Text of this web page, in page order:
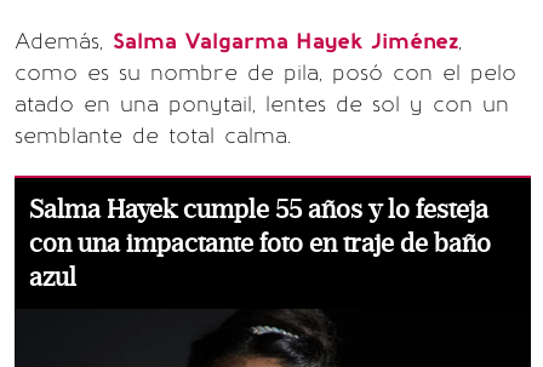
Además, Salma Valgarma Hayek Jiménez,
como es su nombre de pila, posó con el pelo
atado en una ponytail, lentes de sol y con un
semblante de total calma.
Salma Hayek cumple 55 años y lo festeja
con una impactante foto en traje de baño
azul